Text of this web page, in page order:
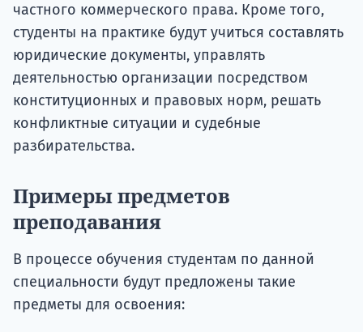
частного коммерческого права. Кроме того,
студенты на практике будут учиться составлять
юридические документы, управлять
деятельностью организации посредством
конституционных и правовых норм, решать
конфликтные ситуации и судебные
разбирательства.
Примеры предметов
преподавания
В процессе обучения студентам по данной
специальности будут предложены такие
предметы для освоения: